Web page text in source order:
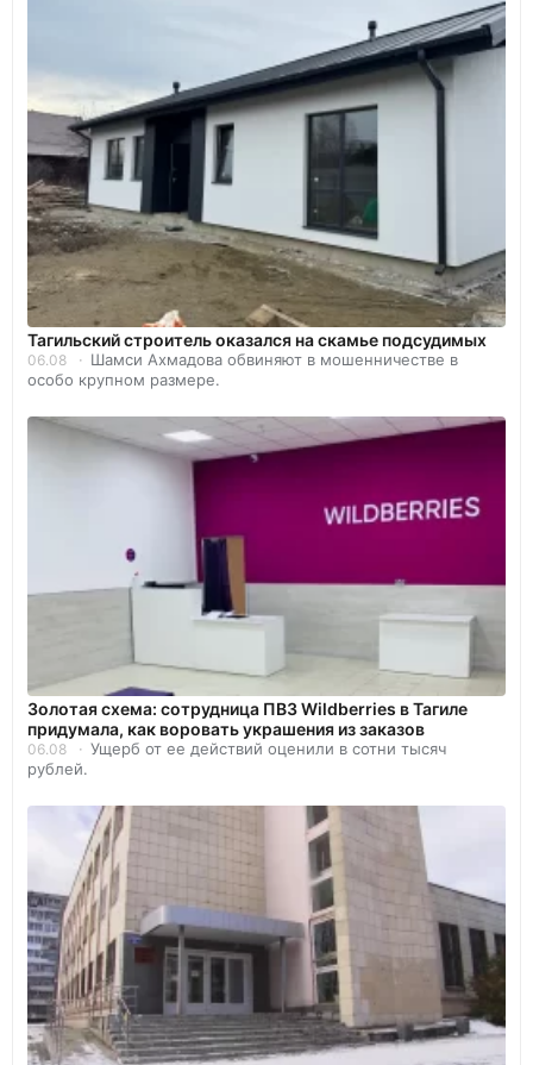
Тагильский строитель оказался на скамье подсудимых
06.08
Шамси Ахмадова обвиняют в мошенничестве в
особо крупном размере.
Золотая схема: сотрудница ПВЗ Wildberries в Тагиле
придумала, как воровать украшения из заказов
06.08
Ущерб от ее действий оценили в сотни тысяч
рублей.